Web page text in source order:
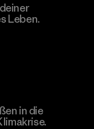
Leben.
in die